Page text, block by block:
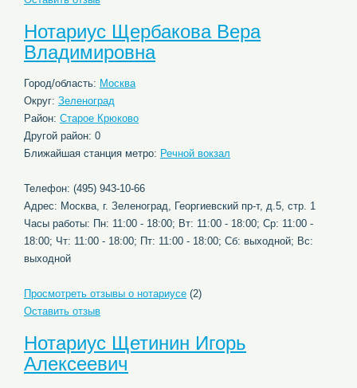
Нотариус Щербакова Вера
Владимировна
Город/область: Москва
Округ: Зеленоград
Район: Старое Крюково
Другой район: 0
Ближайшая станция метро: Речной вокзал
Телефон: (495) 943-10-66
Адрес: Москва, г. Зеленоград, Георгиевский пр-т, д.5, стр. 1
Часы работы: Пн: 11:00 - 18:00; Вт: 11:00 - 18:00; Ср: 11:00 -
18:00; Чт: 11:00 - 18:00; Пт: 11:00 - 18:00; Сб: выходной; Вс:
выходной
Просмотреть отзывы о нотариусе (2)
Оставить отзыв
Нотариус Щетинин Игорь
Алексеевич